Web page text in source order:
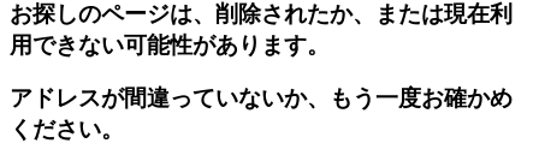
お探しのページは、削除されたか、または現在利
用できない可能性があります。
アドレスが間違っていないか、もう一度お確かめ
ください。